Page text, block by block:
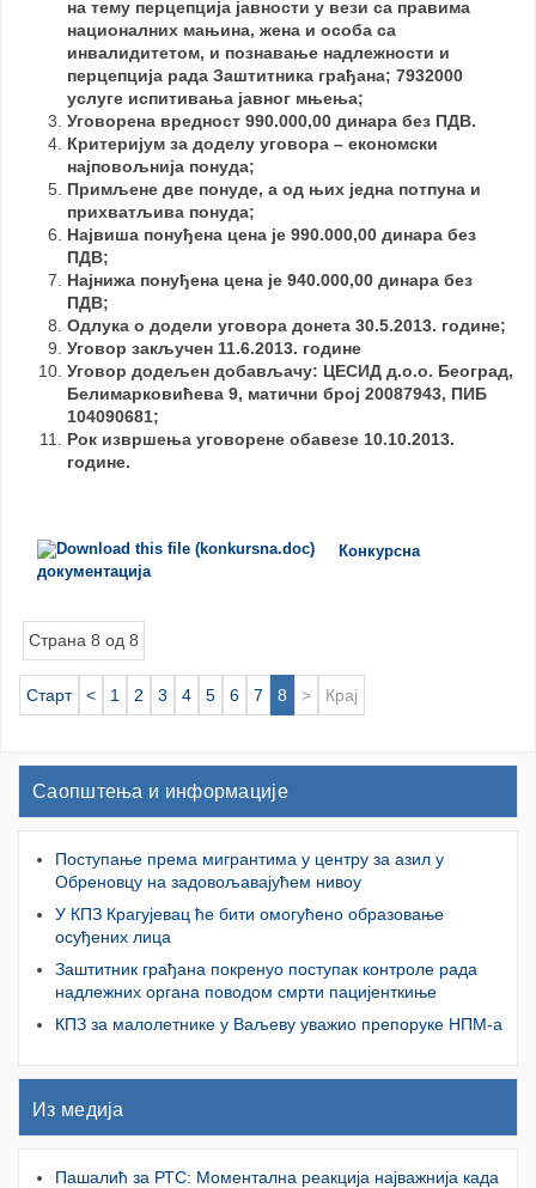
на тему перцепција јавности у вези са правима
националних мањина, жена и особа са
инвалидитетом, и познавање надлежности и
перцепција рада Заштитника грађана; 7932000
услуге испитивања јавног мњења;
Уговорена вредност 990.000,00 динара без ПДВ.
Критеријум за доделу уговора – економски
најповољнија понуда;
Примљене две понуде, а од њих једна потпуна и
прихватљива понуда;
Највиша понуђена цена је 990.000,00 динара без
ПДВ;
Најнижа понуђена цена је 940.000,00 динара без
ПДВ;
Одлука о додели уговора донета 30.5.2013. године;
Уговор закључен 11.6.2013. године
Уговор додељен добављачу: ЦЕСИД д.о.о. Београд,
Белимарковићева 9, матични број 20087943, ПИБ
104090681;
Рок извршења уговорене обавезе 10.10.2013.
године.
Конкурсна
документација
Страна 8 од 8
Старт < 1 2 3 4 5 6 7 8 > Крај
Саопштења и информације
Поступање према мигрантима у центру за азил у
Обреновцу на задовољавајућем нивоу
У КПЗ Крагујевац ће бити омогућено образовање
осуђених лица
Заштитник грађана покренуо поступак контроле рада
надлежних органа поводом смрти пацијенткиње
КПЗ за малолетнике у Ваљеву уважио препоруке НПМ-а
Из медија
Пашалић за РТС: Моментална реакција најважнија када